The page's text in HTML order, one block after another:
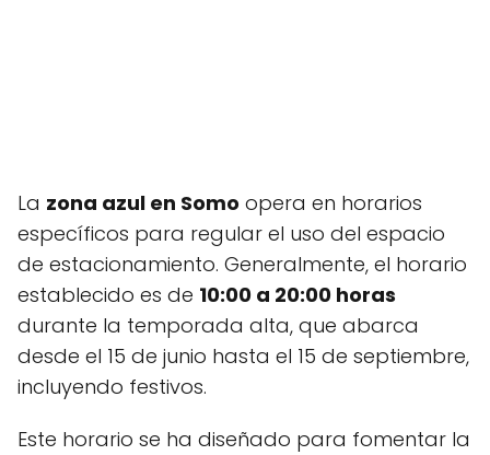
La zona azul en Somo opera en horarios
específicos para regular el uso del espacio
de estacionamiento. Generalmente, el horario
establecido es de 10:00 a 20:00 horas
durante la temporada alta, que abarca
desde el 15 de junio hasta el 15 de septiembre,
incluyendo festivos.
Este horario se ha diseñado para fomentar la